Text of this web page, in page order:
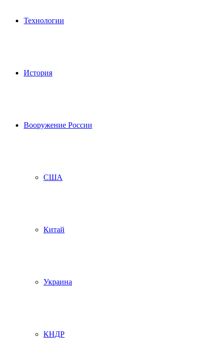
Технологии
История
Вооружение России
США
Китай
Украина
КНДР